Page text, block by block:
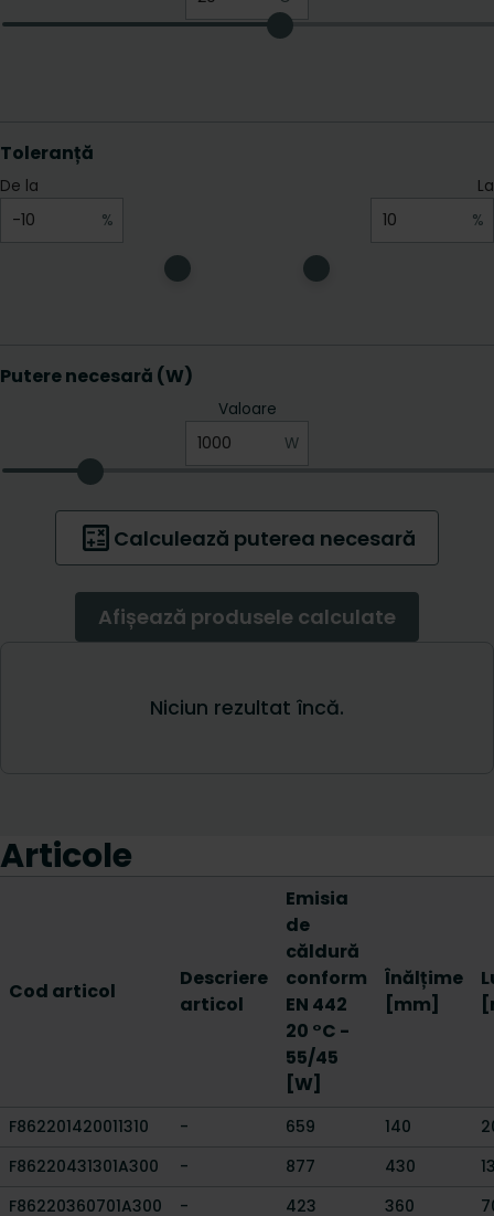
Articole
Cod articol
Descriere
articol
Emisia
de
căldură
conform
EN 442
20 °C -
55/45
[W]
Înălțime
[mm]
F862201420011310 - 659 140
F86220431301A300
- 877 430
F86220360701A300
- 423 360